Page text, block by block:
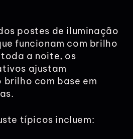
postes de iluminação
funcionam com brilho
a noite, os
ajustam
brilho com base em
típicos incluem: